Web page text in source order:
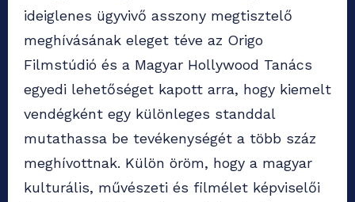
ideiglenes ügyvivő asszony megtisztelő
meghívásának eleget téve az Origo
Filmstúdió és a Magyar Hollywood Tanács
egyedi lehetőséget kapott arra, hogy kiemelt
vendégként egy különleges standdal
mutathassa be tevékenységét a több száz
meghívottnak. Külön öröm, hogy a magyar
kulturális, művészeti és filmélet képviselői